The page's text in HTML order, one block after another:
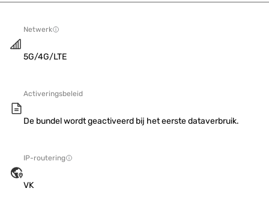
Netwerk
5G/4G/LTE
Activeringsbeleid
De bundel wordt geactiveerd bij het eerste dataverbruik.
IP-routering
VK